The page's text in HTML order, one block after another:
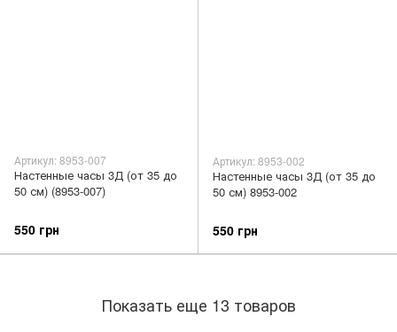
Артикул: 8953-007
Настенные часы 3Д (от 35 до
50 см) (8953-007)
550 грн
Артикул: 8953-002
Настенные часы 3Д (от 35 до
50 см) 8953-002
550 грн
Показать еще 13 товаров